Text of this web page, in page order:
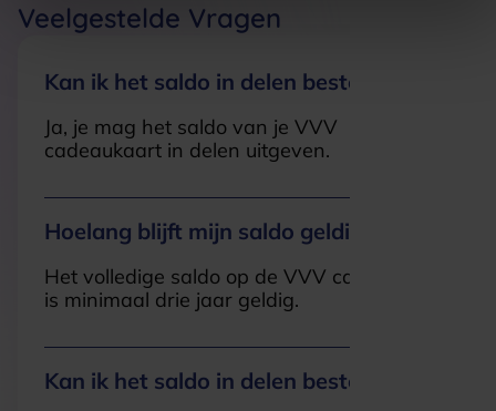
Veelgestelde Vragen
Kan ik het saldo in delen besteden?
Ja, je mag het saldo van je VVV
cadeaukaart in delen uitgeven.
Hoelang blijft mijn saldo geldig?
Het volledige saldo op de VVV cadeaukaart
is minimaal drie jaar geldig.
Kan ik het saldo in delen besteden?